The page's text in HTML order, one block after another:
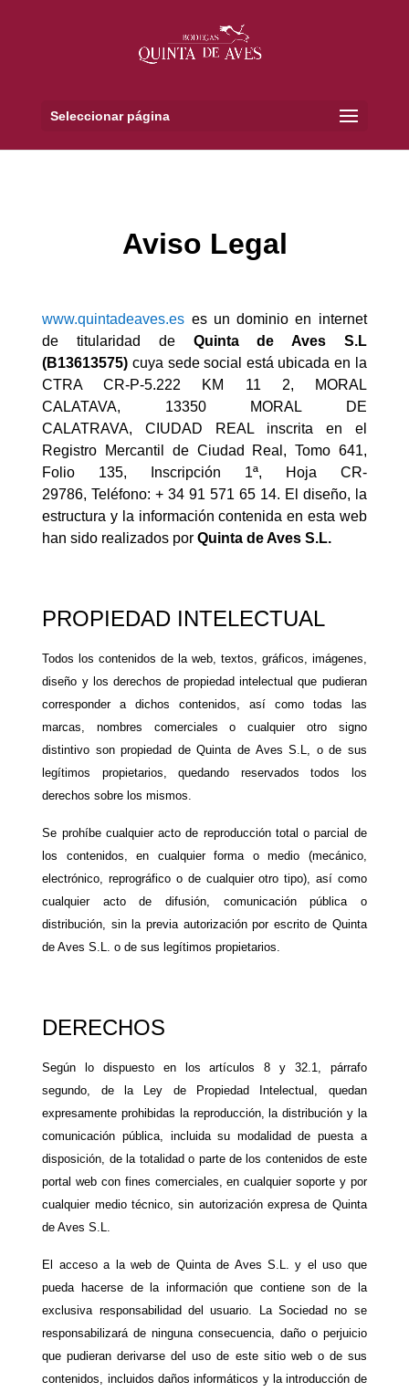
Seleccionar página
Aviso Legal
www.quintadeaves.es es un dominio en internet
de titularidad de Quinta de Aves S.L
(B13613575) cuya sede social está ubicada en la
CTRA CR-P-5.222 KM 11 2, MORAL
CALATAVA, 13350 MORAL DE
CALATRAVA, CIUDAD REAL inscrita en el
Registro Mercantil de Ciudad Real, Tomo 641,
Folio 135, Inscripción 1ª, Hoja CR-
29786, Teléfono: + 34 91 571 65 14. El diseño, la
estructura y la información contenida en esta web
han sido realizados porQuinta de Aves S.L.
PROPIEDAD INTELECTUAL
Todos los contenidos de la web, textos, gráficos, imágenes,
diseño y los derechos de propiedad intelectual que pudieran
corresponder a dichos contenidos, así como todas las
marcas, nombres comerciales o cualquier otro signo
distintivo son propiedad de Quinta de Aves S.L, o de sus
legítimos propietarios, quedando reservados todos los
derechos sobre los mismos.
Se prohíbe cualquier acto de reproducción total o parcial de
los contenidos, en cualquier forma o medio (mecánico,
electrónico, reprográfico o de cualquier otro tipo), así como
cualquier acto de difusión, comunicación pública o
distribución, sin la previa autorización por escrito de Quinta
de Aves S.L. o de sus legítimos propietarios.
DERECHOS
Según lo dispuesto en los artículos 8 y 32.1, párrafo
segundo, de la Ley de Propiedad Intelectual, quedan
expresamente prohibidas la reproducción, la distribución y la
comunicación pública, incluida su modalidad de puesta a
disposición, de la totalidad o parte de los contenidos de este
portal web con fines comerciales, en cualquier soporte y por
cualquier medio técnico, sin autorización expresa de Quinta
de Aves S.L.
El acceso a la web de Quinta de Aves S.L. y el uso que
pueda hacerse de la información que contiene son de la
exclusiva responsabilidad del usuario. La Sociedad no se
responsabilizará de ninguna consecuencia, daño o perjuicio
que pudieran derivarse del uso de este sitio web o de sus
contenidos, incluidos daños informáticos y la introducción de